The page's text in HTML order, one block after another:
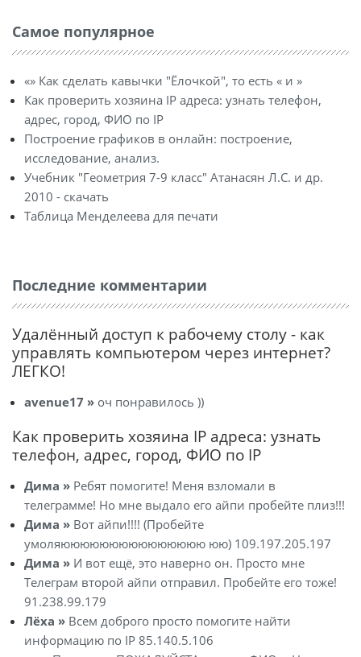
Самое популярное
«» Как сделать кавычки "Ёлочкой", то есть « и »
Как проверить хозяина IP адреса: узнать телефон,
адрес, город, ФИО по IP
Построение графиков в онлайн: построение,
исследование, анализ.
Учебник "Геометрия 7-9 класс" Атанасян Л.С. и др.
2010 - скачать
Таблица Менделеева для печати
Последние комментарии
Удалённый доступ к рабочему столу - как
управлять компьютером через интернет?
ЛЕГКО!
avenue17 » оч понравилось ))
Как проверить хозяина IP адреса: узнать
телефон, адрес, город, ФИО по IP
Дима » Ребят помогите! Меня взломали в
телеграмме! Но мне выдало его айпи пробейте плиз!!!
Дима » Вот айпи!!!! (Пробейте
умоляююююююююююююююю юю) 109.197.205.197
Дима » И вот ещё, это наверно он. Просто мне
Телеграм второй айпи отправил. Пробейте его тоже!
91.238.99.179
Лёха » Всем доброго просто помогите найти
информацию по IP 85.140.5.106